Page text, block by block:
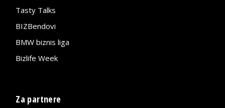
Tasty Talks
BIZBendovi
BMW biznis liga
Bizlife Week
Za partnere